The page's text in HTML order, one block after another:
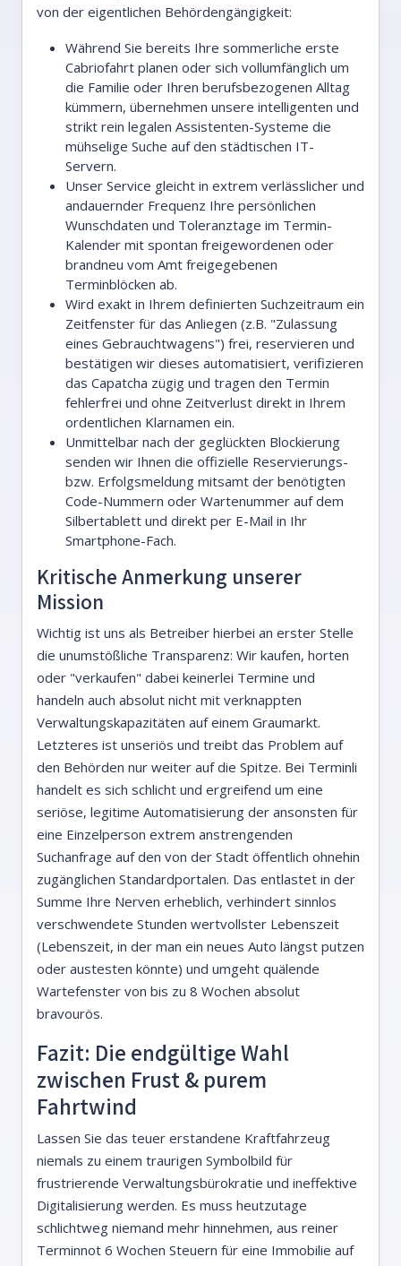
von der eigentlichen Behördengängigkeit:
Während Sie bereits Ihre sommerliche erste
Cabriofahrt planen oder sich vollumfänglich um
die Familie oder Ihren berufsbezogenen Alltag
kümmern, übernehmen unsere intelligenten und
strikt rein legalen Assistenten-Systeme die
mühselige Suche auf den städtischen IT-
Servern.
Unser Service gleicht in extrem verlässlicher und
andauernder Frequenz Ihre persönlichen
Wunschdaten und Toleranztage im Termin-
Kalender mit spontan freigewordenen oder
brandneu vom Amt freigegebenen
Terminblöcken ab.
Wird exakt in Ihrem definierten Suchzeitraum ein
Zeitfenster für das Anliegen (z.B. "Zulassung
eines Gebrauchtwagens") frei, reservieren und
bestätigen wir dieses automatisiert, verifizieren
das Capatcha zügig und tragen den Termin
fehlerfrei und ohne Zeitverlust direkt in Ihrem
ordentlichen Klarnamen ein.
Unmittelbar nach der geglückten Blockierung
senden wir Ihnen die offizielle Reservierungs-
bzw. Erfolgsmeldung mitsamt der benötigten
Code-Nummern oder Wartenummer auf dem
Silbertablett und direkt per E-Mail in Ihr
Smartphone-Fach.
Kritische Anmerkung unserer
Mission
Wichtig ist uns als Betreiber hierbei an erster Stelle
die unumstößliche Transparenz: Wir kaufen, horten
oder "verkaufen" dabei keinerlei Termine und
handeln auch absolut nicht mit verknappten
Verwaltungskapazitäten auf einem Graumarkt.
Letzteres ist unseriös und treibt das Problem auf
den Behörden nur weiter auf die Spitze. Bei Terminli
handelt es sich schlicht und ergreifend um eine
seriöse, legitime Automatisierung der ansonsten für
eine Einzelperson extrem anstrengenden
Suchanfrage auf den von der Stadt öffentlich ohnehin
zugänglichen Standardportalen. Das entlastet in der
Summe Ihre Nerven erheblich, verhindert sinnlos
verschwendete Stunden wertvollster Lebenszeit
(Lebenszeit, in der man ein neues Auto längst putzen
oder austesten könnte) und umgeht quälende
Wartefenster von bis zu 8 Wochen absolut
bravourös.
Fazit: Die endgültige Wahl
zwischen Frust & purem
Fahrtwind
Lassen Sie das teuer erstandene Kraftfahrzeug
niemals zu einem traurigen Symbolbild für
frustrierende Verwaltungsbürokratie und ineffektive
Digitalisierung werden. Es muss heutzutage
schlichtweg niemand mehr hinnehmen, aus reiner
Terminnot 6 Wochen Steuern für eine Immobilie auf